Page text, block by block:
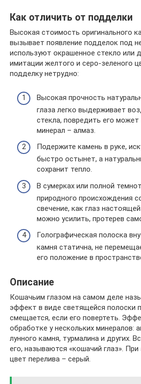
Как отличить от подделки
Высокая стоимость оригинального
вызывает появление подделок под
используют окрашенное стекло или
имитации желтого и серо-зеленого
подделку нетрудно:
Высокая прочность
глаза легко выдерживает
стекла, повредить его
минерал – алмаз.
Подержите камень в руке,
быстро остынет, а
сохранит тепло.
В сумерках или полной
природного происхождения
свечение, как глаз
можно усилить, протерев
Голографическая полоска
камня статична, не
его положение в
Описание
Кошачьим глазом на самом деле
эффект в виде светящейся полоски
смещается, если его повертеть.
обработке у нескольких минералов:
лунного камня, турмалина и других.
его, называются «кошачий глаз».
цвет перелива – серый.